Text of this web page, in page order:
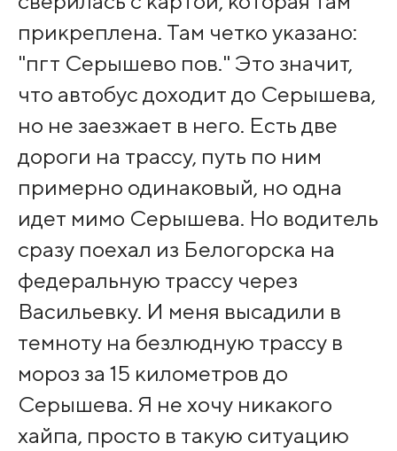
прикреплена. Там четко указано:
"пгт Серышево пов." Это значит,
что автобус доходит до Серышева,
но не заезжает в него. Есть две
дороги на трассу, путь по ним
примерно одинаковый, но одна
идет мимо Серышева. Но водитель
сразу поехал из Белогорска на
федеральную трассу через
Васильевку. И меня высадили в
темноту на безлюдную трассу в
мороз за 15 километров до
Серышева. Я не хочу никакого
хайпа, просто в такую ситуацию